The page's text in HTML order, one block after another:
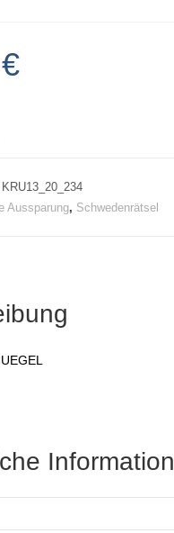
€
KRU13_20_234
Aussparung, Schwedenrätsel
Information